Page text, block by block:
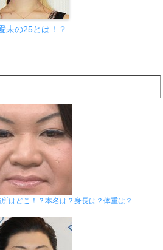
未の25とは！？
はどこ！？本名は？身長は？体重は？